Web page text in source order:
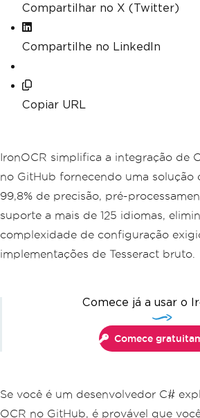
Compartilhar no X (Twitter)
Compartilhe no LinkedIn
Copiar URL
IronOCR simplifica a integração de
no GitHub fornecendo uma solução
99,8% de precisão, pré-
suporte a mais de 125 idiomas,
complexidade de configuração
implementações de Tesseract bruto.
Comece já a usar o
Comece
Se você é um desenvolvedor C#
OCR no GitHub, é provável que